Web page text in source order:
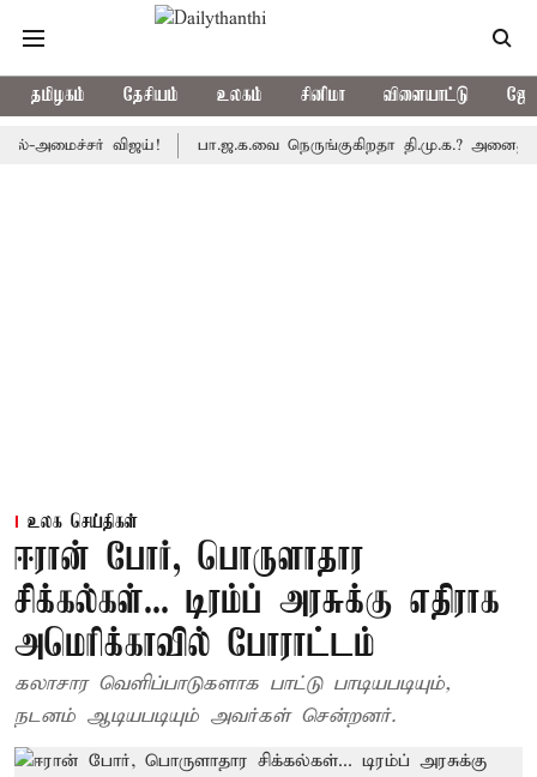
தமிழகம் தேசியம் உலகம் சினிமா விளையாட்டு
விஜய்! பா.ஜ.க.வை நெருங்குகிறதா தி.மு.க.?
உலக செய்திகள்
ஈரான் போர், பொருளாதார
சிக்கல்கள்... டிரம்ப் அரசுக்கு எதிராக
அமெரிக்காவில் போராட்டம்
கலாசார வெளிப்பாடுகளாக பாட்டு பாடியபடியும்,
நடனம் ஆடியபடியும் அவர்கள் சென்றனர்.